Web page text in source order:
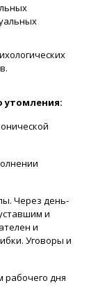
утомления:
Через день-
и
и
Уговоры и
рабочего дня